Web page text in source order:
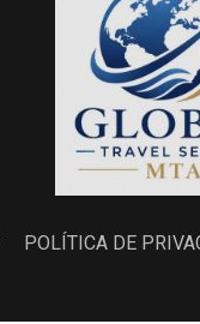
POLÍTICA DE